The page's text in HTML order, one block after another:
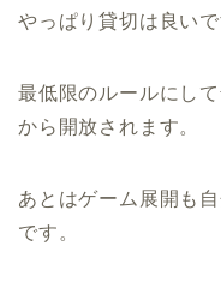
やっぱり貸切は良いで
最低限のルールにし
から開放されます。
あとはゲーム展開も
です。